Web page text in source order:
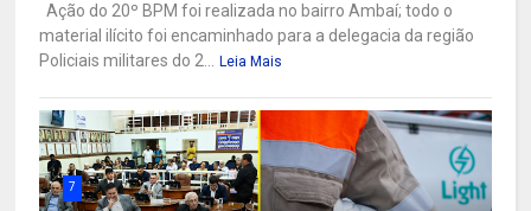
Ação do 20º BPM foi realizada no bairro Ambaí; todo o
material ilícito foi encaminhado para a delegacia da região
Policiais militares do 2... Leia Mais
7